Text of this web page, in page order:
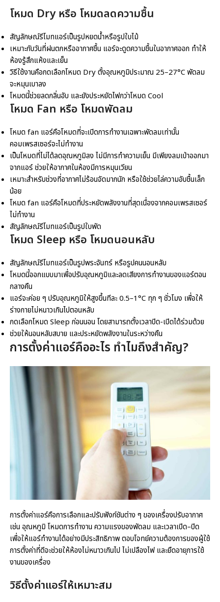
โหมด Dry หรือ โหมดลดความชื้น
สัญลักษณ์รีโมทแอร์เป็นรูปหยดน้ำหรือรูปใบไม้
เหมาะกับวันที่ฝนตกหรืออากาศชื้น แอร์จะดูดความชื้นในอากาศออก ทำให้
ห้องรู้สึกแห้งและเย็น
วิธีใช้งานคือกดเลือกโหมด Dry ตั้งอุณหภูมิประมาณ 25–27°C พัดลม
จะหมุนเบาลง
โหมดนี้ช่วยลดกลิ่นอับ และยังประหยัดไฟกว่าโหมด Cool
โหมด Fan หรือ โหมดพัดลม
โหมด fan แอร์คือโหมดที่จะเปิดการทำงานเฉพาะพัดลมเท่านั้น
คอมเพรสเซอร์จะไม่ทำงาน
เป็นโหมดที่ไม่ได้ลดอุณหภูมิลง ไม่มีการทำความเย็น มีเพียงลมเป่าออกมา
จากแอร์ ช่วยให้อากาศในห้องมีการหมุนเวียน
เหมาะสำหรับช่วงที่อากาศไม่ร้อนจัดมากนัก หรือใช้ช่วยไล่ความอับชื้นเล็ก
น้อย
โหมด fan แอร์คือโหมดที่ประหยัดพลังงานที่สุดเนื่องจากคอมเพรสเซอร์
ไม่ทำงาน
สัญลักษณ์รีโมทแอร์เป็นรูปใบพัด
โหมด Sleep หรือ โหมดนอนหลับ
สัญลักษณ์รีโมทแอร์เป็นรูปพระจันทร์ หรือรูปคนนอนหลับ
โหมดนี้ออกแบบมาเพื่อปรับอุณหภูมิและลดเสียงการทำงานของแอร์ตอน
กลางคืน
แอร์จะค่อย ๆ ปรับอุณหภูมิให้สูงขึ้นทีละ 0.5–1°C ทุก ๆ ชั่วโมง เพื่อให้
ร่างกายไม่หนาวเกินไปตอนหลับ
กดเลือกโหมด Sleep ก่อนนอน โดยสามารถตั้งเวลาปิด-เปิดได้ร่วมด้วย
ช่วยให้นอนหลับสบาย และประหยัดพลังงานในระหว่างคืน
การตั้งค่าแอร์คืออะไร ทำไมถึงสำคัญ?
การตั้งค่าแอร์คือการเลือกและปรับฟังก์ชันต่าง ๆ ของเครื่องปรับอากาศ
เช่น อุณหภูมิ โหมดการทำงาน ความแรงของพัดลม และเวลาเปิด–ปิด
เพื่อให้แอร์ทำงานได้อย่างมีประสิทธิภาพ ตอบโจทย์ความต้องการของผู้ใช้
การตั้งค่าที่ดีจะช่วยให้ห้องไม่หนาวเกินไป ไม่เปลืองไฟ และยืดอายุการใช้
งานของเครื่อง
วิธีตั้งค่าแอร์ให้เหมาะสม